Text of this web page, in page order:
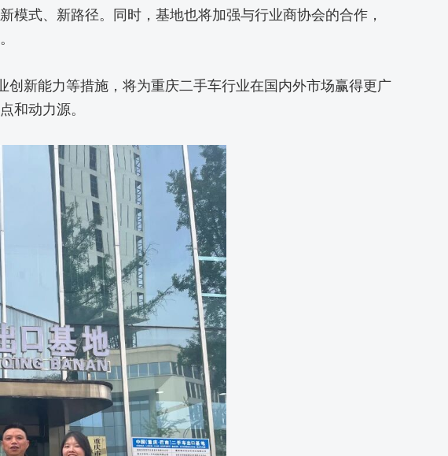
式、新路径。同时，基地也将加强与行业商协会的合作，
新能力等措施，将为重庆二手车行业在国内外市场赢得更广
和动力源。